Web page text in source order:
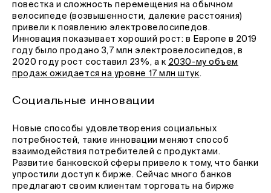
повестка и сложность перемещения на обычном
велосипеде (возвышенности, далекие расстояния)
привели к появлению электровелосипедов.
Инновация показывает хороший рост: в Европе в 2019
году было продано 3,7 млн электровелосипедов, в
2020 году рост составил 23%, а к 2030-му объем
продаж ожидается на уровне 17 млн штук.
Социальные инновации
Новые способы удовлетворения социальных
потребностей, такие инновации меняют способ
взаимодействия потребителей с продуктами.
Развитие банковской сферы привело к тому, что банки
упростили доступ к бирже. Сейчас много банков
предлагают своим клиентам торговать на бирже